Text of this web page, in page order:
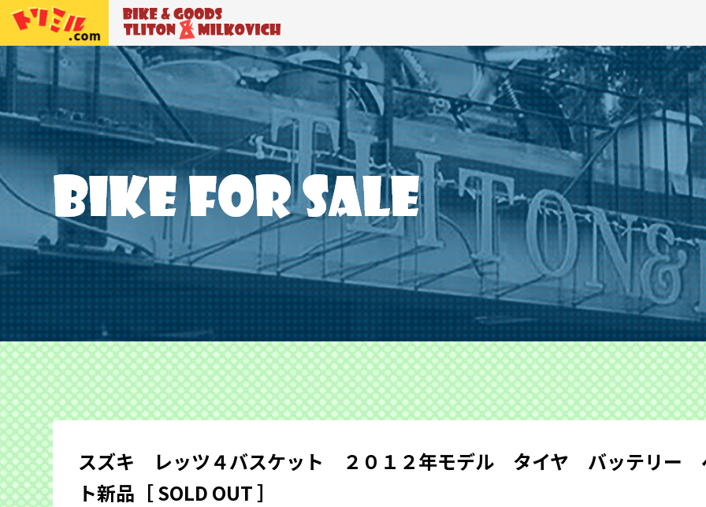
トリトン＆ミルコビッチ
スズキ レッツ４バスケット ２０１２年モデル タイヤ バッテリー
ト新品［ SOLD OUT ］